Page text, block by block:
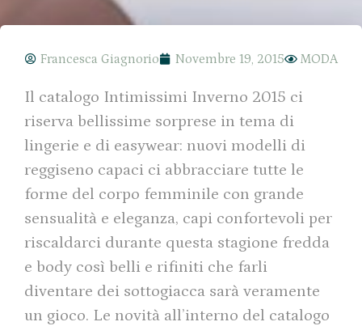
Francesca Giagnorio Novembre 19, 2015 MODA
Il catalogo Intimissimi Inverno 2015 ci
riserva bellissime sorprese in tema di
lingerie e di easywear: nuovi modelli di
reggiseno capaci ci abbracciare tutte le
forme del corpo femminile con grande
sensualità e eleganza, capi confortevoli per
riscaldarci durante questa stagione fredda
e body così belli e rifiniti che farli
diventare dei sottogiacca sarà veramente
un gioco. Le novità all’interno del catalogo